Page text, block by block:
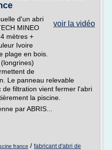
voir la vidéo
d'un abri
MINEO
mètres +
Ivoire
plage en bois.
de
Le panneau relevable
filtration vient fermer l'abri
la piscine.
par ABRIS...
france / fabricant d'abri de